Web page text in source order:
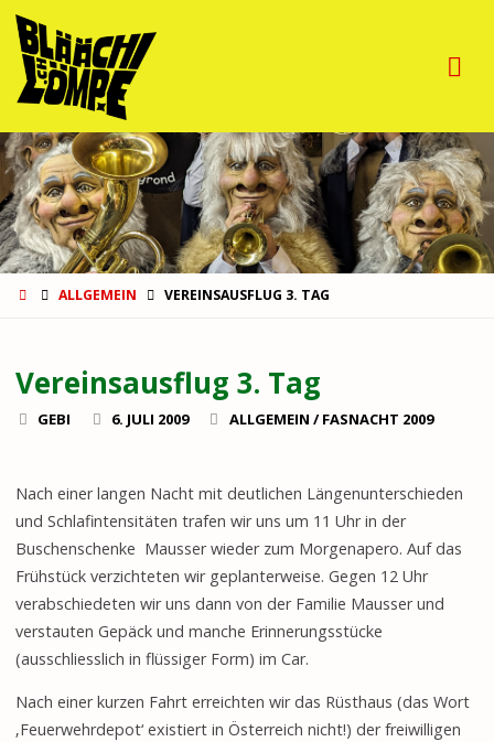
STARTALLGEMEIN VEREINSAUSFLUG 3. TAG
Vereinsausflug 3. Tag
GEBI 6. JULI 2009 ALLGEMEIN /FASNACHT 2009
Nach einer langen Nacht mit deutlichen Längenunterschieden
und Schlafintensitäten trafen wir uns um 11 Uhr in der
Buschenschenke Mausser wieder zum Morgenapero. Auf das
Frühstück verzichteten wir geplanterweise. Gegen 12 Uhr
verabschiedeten wir uns dann von der Familie Mausser und
verstauten Gepäck und manche Erinnerungsstücke
(ausschliesslich in flüssiger Form) im Car.
Nach einer kurzen Fahrt erreichten wir das Rüsthaus (das Wort
‚Feuerwehrdepot‘ existiert in Österreich nicht!) der freiwilligen